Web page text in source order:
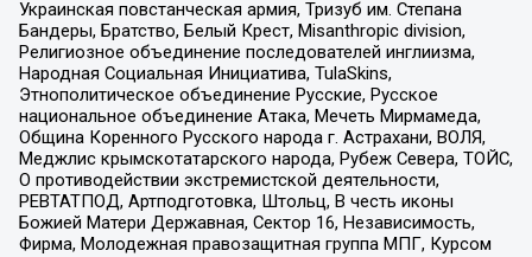
Украинская повстанческая армия, Тризуб им. Степана
Бандеры, Братство, Белый Крест, Misanthropic division,
Религиозное объединение последователей инглиизма,
Народная Социальная Инициатива, TulaSkins,
Этнополитическое объединение Русские, Русское
национальное объединение Атака, Мечеть Мирмамеда,
Община Коренного Русского народа г. Астрахани, ВОЛЯ,
Меджлис крымскотатарского народа, Рубеж Севера, ТОЙС,
О противодействии экстремистской деятельности,
РЕВТАТПОД, Артподготовка, Штольц, В честь иконы
Божией Матери Державная, Сектор 16, Независимость,
Фирма, Молодежная правозащитная группа МПГ, Курсом